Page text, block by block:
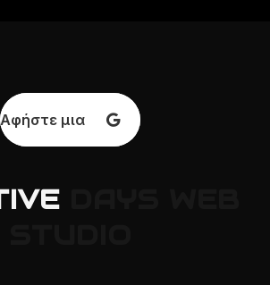
Αφήστε μια κριτική